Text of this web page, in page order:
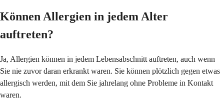
Können Allergien in jedem Alter
auftreten?
Ja, Allergien können in jedem Lebensabschnitt auftreten, auch wenn
Sie nie zuvor daran erkrankt waren. Sie können plötzlich gegen etwas
allergisch werden, mit dem Sie jahrelang ohne Probleme in Kontakt
waren.